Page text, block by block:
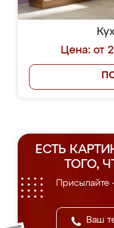
Цена: от
ЕСТЬ
ТОГО,